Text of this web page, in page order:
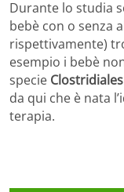
Durante lo studia
bebè con o senza
rispettivamente)
esempio i bebè
specie
da qui che è nata
terapia.